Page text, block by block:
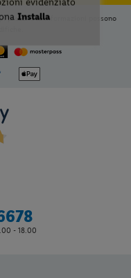
prezzi e le informazioni possono
- 18.00